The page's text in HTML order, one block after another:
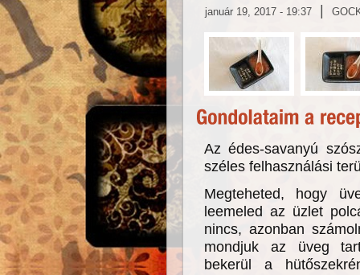
január 19, 2017 - 19:37 |
Az édes-savanyú
széles felhasználási
Megteheted, hogy
leemeled az üzlet
nincs, azonban
mondjuk az üveg
bekerül a